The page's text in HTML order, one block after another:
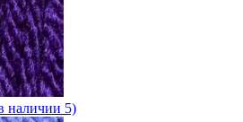
наличии 5)